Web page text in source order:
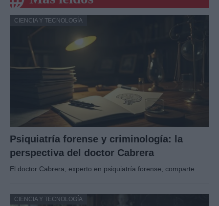
CIENCIA Y TECNOLOGÍA
Psiquiatría forense y criminología: la
perspectiva del doctor Cabrera
El doctor Cabrera, experto en psiquiatría forense, comparte…
CIENCIA Y TECNOLOGÍA